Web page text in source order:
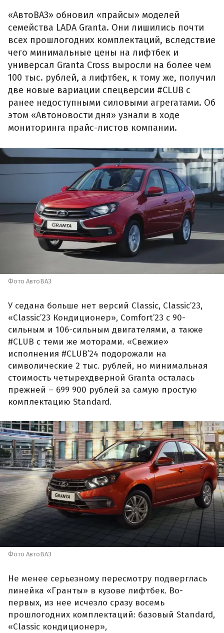
«АвтоВАЗ» обновил «прайсы» моделей
семейства LADA Granta. Они лишились почти
всех прошлогодних комплектаций, вследствие
чего минимальные цены на лифтбек и
универсал Granta Cross выросли на более чем
100 тыс. рублей, а лифтбек, к тому же, получил
две новые вариации спецверсии #CLUB с
ранее недоступными силовыми агрегатами. Об
этом «Автоновости дня» узнали в ходе
мониторинга прайс-листов компании.
Фото АвтоВАЗ
У седана больше нет версий Classic, Classic’23,
«Classic’23 Кондиционер», Comfort’23 с 90-
сильным и 106-сильным двигателями, а также
#CLUB с теми же моторами. «Свежие»
исполнения #CLUB’24 подорожали на
символические 2 тыс. рублей, но минимальная
стоимость четырехдверной Granta осталась
прежней – 699 900 рублей за самую простую
комплектацию Standard.
Фото АвтоВАЗ
Не менее серьезному пересмотру подверглась
линейка «Гранты» в кузове лифтбек. Во-
первых, из нее исчезло сразу восемь
прошлогодних комплектаций: базовый Standard,
«Classic кондиционер»,